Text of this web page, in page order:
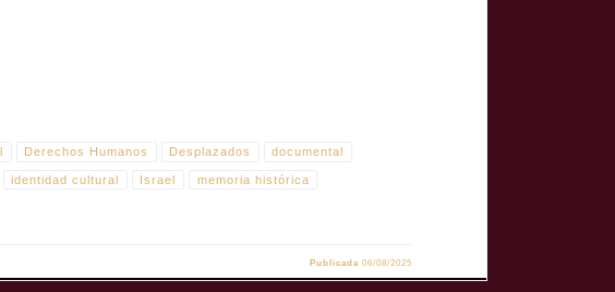
Derechos Humanos Desplazados documental
identidad cultural Israel memoria histórica
Publicada 06/08/2025